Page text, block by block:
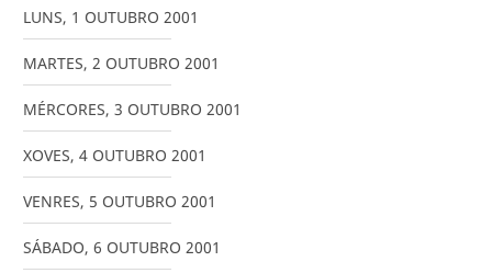
LUNS, 1 OUTUBRO 2001
MARTES, 2 OUTUBRO 2001
MÉRCORES, 3 OUTUBRO 2001
XOVES, 4 OUTUBRO 2001
VENRES, 5 OUTUBRO 2001
SÁBADO, 6 OUTUBRO 2001